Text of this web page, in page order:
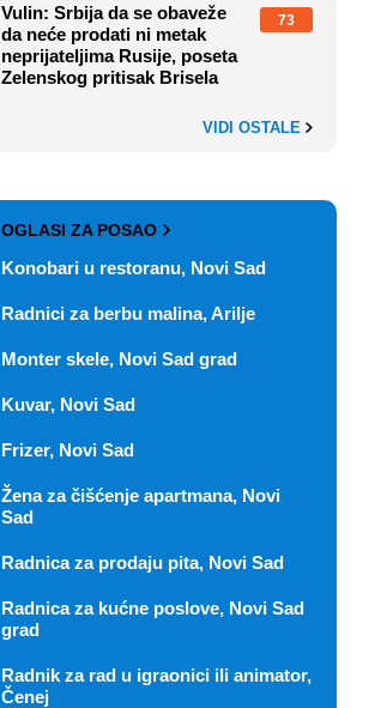
Vulin: Srbija da se obaveže
da neće prodati ni metak
neprijateljima Rusije, poseta
Zelenskog pritisak Brisela
73
VIDI OSTALE
OGLASI ZA POSAO
Konobari u restoranu, Novi Sad
Radnici za berbu malina, Arilje
Monter skele, Novi Sad grad
Kuvar, Novi Sad
Frizer, Novi Sad
Žena za čišćenje apartmana, Novi
Sad
Radnica za prodaju pita, Novi Sad
Radnica za kućne poslove, Novi Sad
grad
Radnik za rad u igraonici ili animator,
Čenej